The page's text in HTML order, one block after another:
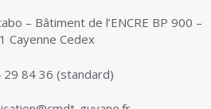
– Bâtiment de l’ENCRE BP 900 –
Cayenne Cedex
29 84 36 (standard)